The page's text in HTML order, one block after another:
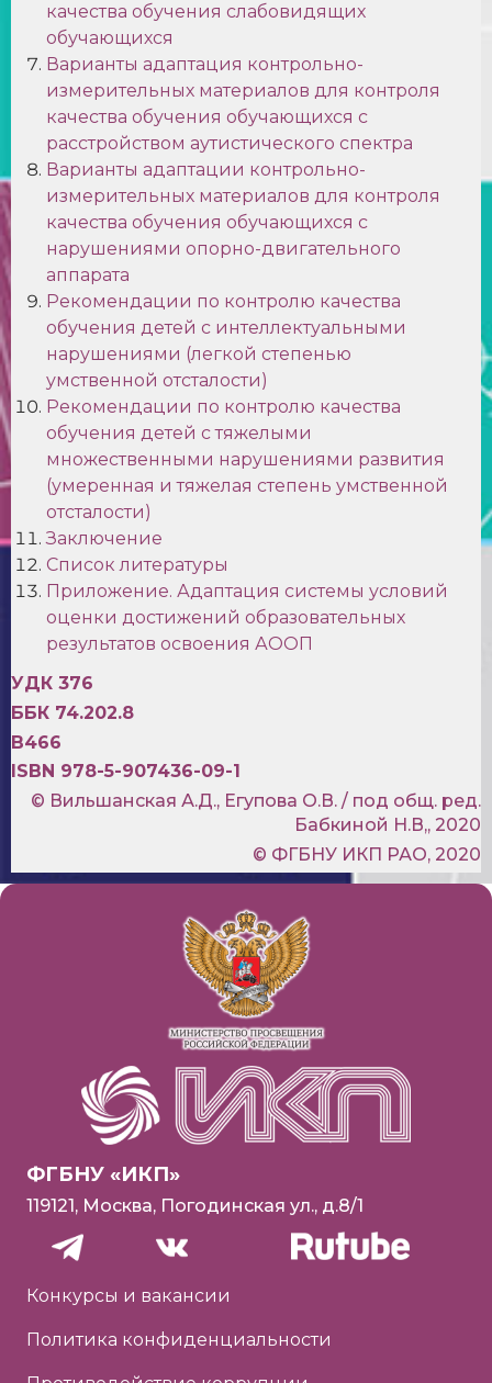
качества обучения слабовидящих
обучающихся
Варианты адаптация контрольно-
измерительных материалов для контроля
качества обучения обучающихся с
расстройством аутистического спектра
Варианты адаптации контрольно-
измерительных материалов для контроля
качества обучения обучающихся с
нарушениями опорно-двигательного
аппарата
Рекомендации по контролю качества
обучения детей с интеллектуальными
нарушениями (легкой степенью
умственной отсталости)
Рекомендации по контролю качества
обучения детей с тяжелыми
множественными нарушениями развития
(умеренная и тяжелая степень умственной
отсталости)
Заключение
Список литературы
Приложение. Адаптация системы условий
оценки достижений образовательных
результатов освоения АООП
УДК 376
ББК 74.202.8
В466
ISBN 978-5-907436-09-1
© Вильшанская А.Д., Егупова О.В. / под общ. ред.
Бабкиной Н.В,, 2020
© ФГБНУ ИКП РАО, 2020
ФГБНУ «ИКП»
119121, Москва, Погодинская ул., д.8/1
Конкурсы и вакансии
Политика конфиденциальности